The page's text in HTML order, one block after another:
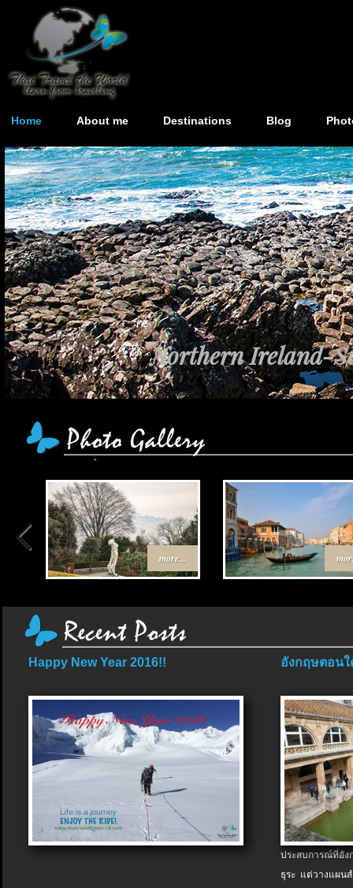
Home About me Destinations Blog
Northern Ireland-
more...
Happy New Year 2016!! อังกฤษตอนใ
ประสบการณ์ที่อัง
ธุระ แต่วางแผน